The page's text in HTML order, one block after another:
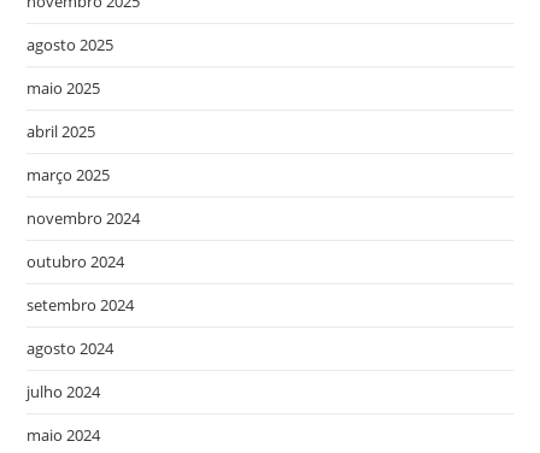
agosto 2025
maio 2025
abril 2025
março 2025
novembro 2024
outubro 2024
setembro 2024
agosto 2024
julho 2024
maio 2024